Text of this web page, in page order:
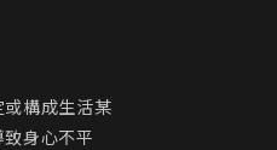
構成生活某
身心不平